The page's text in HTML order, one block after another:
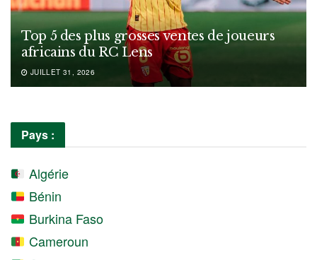
Top 5 des plus grosses ventes de joueurs
africains du RC Lens
JUILLET 31, 2026
Pays :
Algérie
Bénin
Burkina Faso
Cameroun